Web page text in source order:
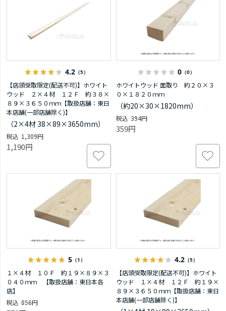
4.2（5）
【店頭受取限定(配送不可)】ホワイト
ウッド ２×４材 １２Ｆ 約３８×
８９×３６５０ｍｍ【取扱店舗：東日
本店舗(一部店舗除く)】
（2×4材 38×89×3650mm）
1,309円
1,190円
0（0）
ホワイトウッド 面取り 約２０×３
０×１８２０ｍｍ
（約20×30×1820mm）
394円
359円
5 （1）
１×４材 １０Ｆ 約１９×８９×３
０４０ｍｍ 【取扱店舗：東日本各
店】
856円
4.2（5）
【店頭受取限定(配送不可)】ホワイト
ウッド １×４材 １２Ｆ 約１９×
８９×３６５０ｍｍ【取扱店舗：東日
本店舗(一部店舗除く)】